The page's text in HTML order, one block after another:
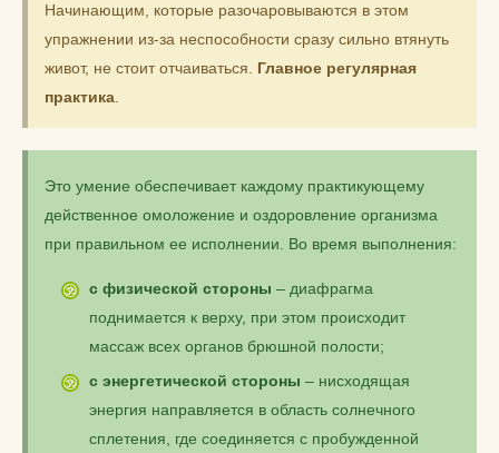
Начинающим, которые разочаровываются в этом
упражнении из-за неспособности сразу сильно втянуть
живот, не стоит отчаиваться. Главное регулярная
практика
Это умение обеспечивает каждому практикующему
действенное омоложение и оздоровление организма
при правильном ее исполнении. Во время выполнения:
с физической стороны – диафрагма
поднимается к верху, при этом происходит
массаж всех органов брюшной полости;
с энергетической стороны – нисходящая
энергия направляется в область солнечного
сплетения, где соединяется с пробужденной